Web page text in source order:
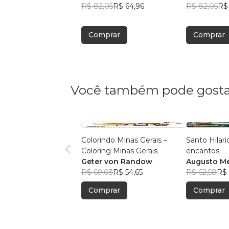
R$ 82,05R$ 64,96
Comprar
marketing
R$ 82,05
Comprar
Você também pode
Colorindo Minas Gerais –
Coloring Minas Gerais
Geter von Randow
R$ 69,03R$ 54,65
Comprar
Santo
encantos
Augusto
R$ 62,58R$
Comprar